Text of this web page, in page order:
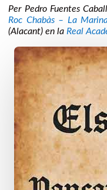
Per Pedro Fuentes
Roc Chabàs – La
(Alacant) en la Real